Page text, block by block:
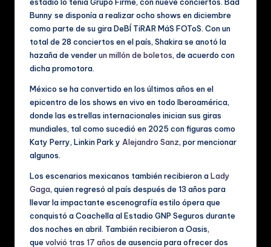
estadio lo tenía Grupo Firme, con nueve conciertos. Bad
Bunny se disponía a realizar ocho shows en diciembre
como parte de su gira DeBÍ TiRAR MáS FOToS. Con un
total de 28 conciertos en el país, Shakira se anotó la
hazaña de venderun millón de boletos, de acuerdo con
dicha promotora.
México se ha convertido en los últimos años en el
epicentro de los shows en vivo en todo Iberoamérica,
donde las estrellas internacionales inician sus giras
mundiales, tal como sucedió en 2025 con figuras como
Katy Perry, Linkin Park y Alejandro Sanz, por mencionar
algunos.
Los escenarios mexicanos también recibieron aLady
Gaga, quien regresó al país después de 13 años para
llevar la impactante escenografía estilo ópera que
conquistó a Coachella al Estadio GNP Seguros durante
dos noches en abril. También recibieron a Oasis,
quevolvió tras 17 años de ausencia para ofrecer dos